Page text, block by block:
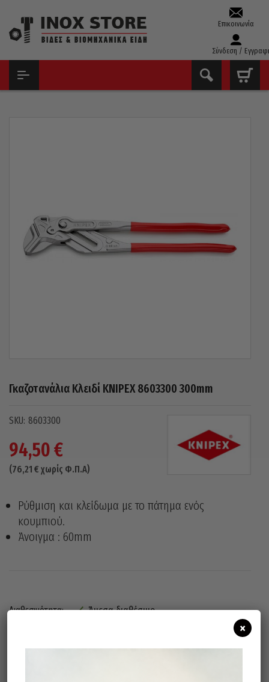
Επικοινωνία
Σύνδεση /
Γκαζοτανάλια Κλειδί KNIPEX 8603300 300mm
8603300
94,50€
(76,21 € χωρίς Φ.Π.Α)
Ρύθμιση και κλείδωμα με το πάτημα ενός
κουμπιού.
Άνοιγμα : 60mm
Διαθεσιμότητα: Άμεσα διαθέσιμο
×